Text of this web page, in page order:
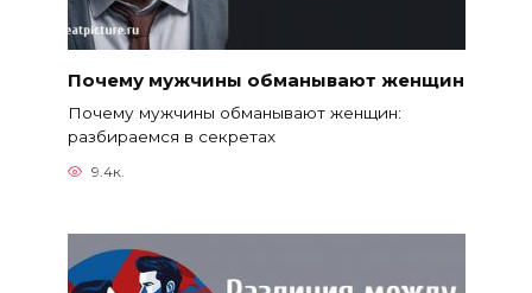
Почему мужчины обманывают женщин
Почему мужчины обманывают женщин:
разбираемся в секретах
9.4к.